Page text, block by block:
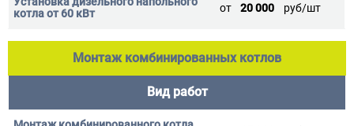
от 20 000 руб/шт
Монтаж комбинированных котлов
Вид работ